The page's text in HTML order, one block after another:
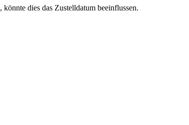
dies das Zustelldatum beeinflussen.